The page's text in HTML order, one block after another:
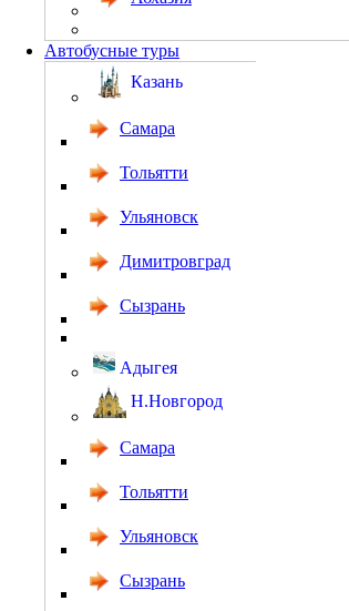
Автобусные туры
Казань
Самара
Тольятти
Ульяновск
Димитровград
Сызрань
Адыгея
Н.Новгород
Самара
Тольятти
Ульяновск
Сызрань